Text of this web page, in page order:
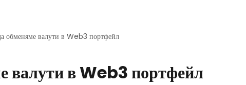
обменяме валути в Web3 портфейл
валути в Web3 портфейл